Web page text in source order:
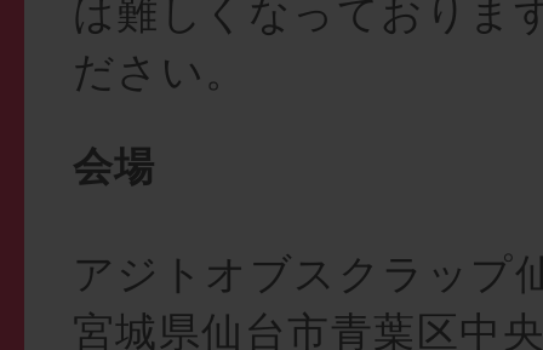
は難しくなっておりま
ださい。
会場
アジトオブスクラップ
宮城県仙台市青葉区中